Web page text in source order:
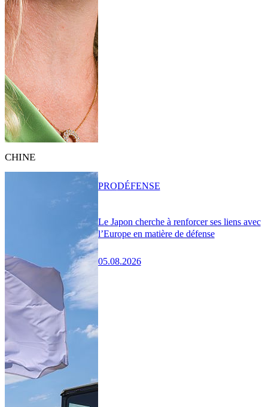
CHINE
Le Japon cherche à renforcer ses liens avec
l’Europe en matière de défense
05.08.2026
PRODÉFENSE